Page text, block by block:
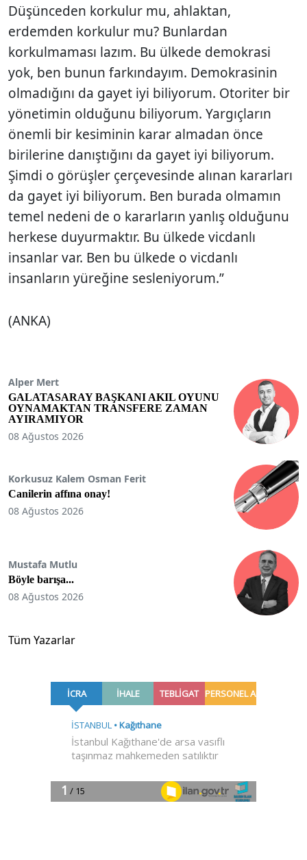
Düşünceden korkulur mu, ahlaktan,
erdemden korkulur mu? Bunlardan
korkulmaması lazım. Bu ülkede demokrasi
yok, ben bunun farkındayım. Demokrasinin
olmadığını da gayet iyi biliyorum. Otoriter bir
yönetimin olduğunu biliyorum. Yargıçların
önemli bir kesiminin karar almadan önce
birilerine danıştığını da gayet iyi biliyorum.
Şimdi o görüşler çerçevesinde alınan kararları
da gayet iyi biliyorum. Ben burada olmamın
temel nedeni de o kararların yanlış olduğunu
herkese duyurmaktır. Bu ülkede vicdanlı
insanlar var. Ben bu ülkede o vicdanlı
insanların yüreğine sesleniyorum.”
(ANKA)
Alper Mert
GALATASARAY BAŞKANI AKIL OYUNU
OYNAMAKTAN TRANSFERE ZAMAN
AYIRAMIYOR
08 Ağustos 2026
Korkusuz Kalem Osman Ferit
Canilerin affına onay!
08 Ağustos 2026
Mustafa Mutlu
Böyle barışa...
08 Ağustos 2026
Tüm Yazarlar